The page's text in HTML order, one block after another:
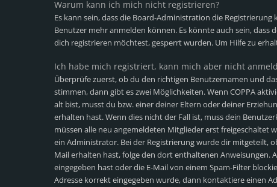
Warum kann ich mich nicht registrieren?
Es kann sein, dass die Board-Administration die
Benutzer mehr anmelden können. Es könnte auch sein, dass
dich registrieren möchtest, gesperrt wurden. Um Hilfe zu
Ich habe mich registriert, kann mich aber nicht
Überprüfe zuerst, ob du den richtigen Benutzernamen und
stimmen, dann gibt es zwei Möglichkeiten. Wenn COPPA
alt bist, musst du bzw. einer deiner Eltern oder deiner
erhalten hast. Wenn dies nicht der Fall ist, muss dein
müssen alle neu angemeldeten Mitglieder erst freigeschaltet
ein Administrator. Bei der Registrierung wurde dir mitgeteilt,
Mail erhalten hast, folge den dort enthaltenen Anweisungen.
eingegeben hast oder die E-Mail von einem Spam-Filter
Adresse korrekt eingegeben wurde, dann kontaktiere einen